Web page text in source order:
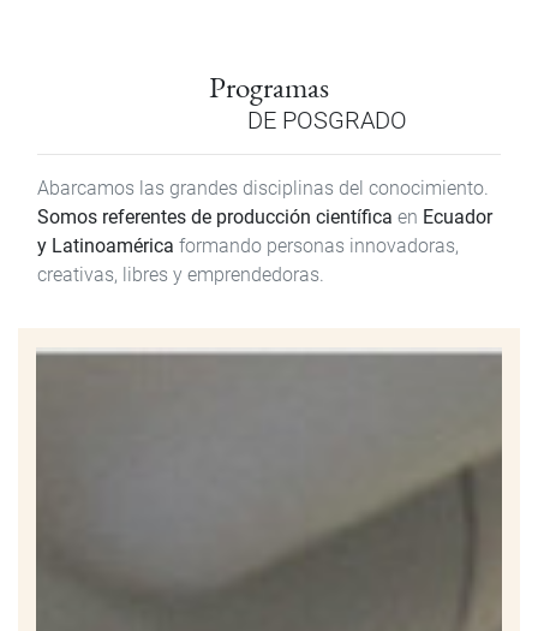
Programas
DE POSGRADO
Abarcamos las grandes disciplinas del conocimiento.
Somos referentes de producción científica en Ecuador
y Latinoamérica formando personas innovadoras,
creativas, libres y emprendedoras.